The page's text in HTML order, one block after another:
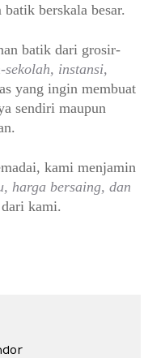
berskala besar.
batik dari grosir-
sekolah, instansi,
yang ingin membuat
sendiri maupun
kami menjamin
harga bersaing, dan
dari kami.